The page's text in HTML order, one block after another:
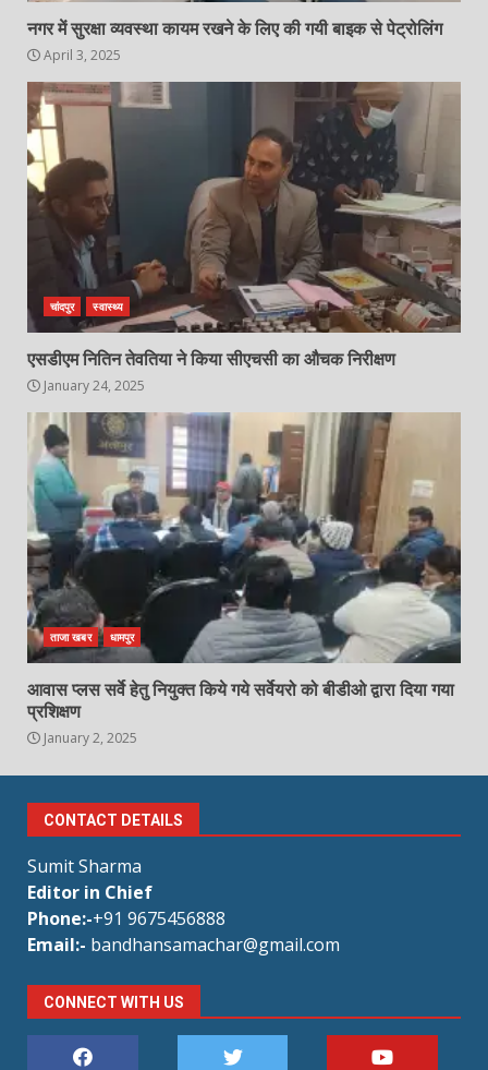
नगर में सुरक्षा व्यवस्था कायम रखने के लिए की गयी बाइक से पेट्रोलिंग
April 3, 2025
चांदपुर स्वास्थ्य
एसडीएम नितिन तेवतिया ने किया सीएचसी का औचक निरीक्षण
January 24, 2025
ताजा खबर धामपुर
आवास प्लस सर्वे हेतु नियुक्त किये गये सर्वेयरो को बीडीओ द्वारा दिया गया
प्रशिक्षण
January 2, 2025
CONTACT DETAILS
Sumit Sharma
Editor in Chief
Phone:-+91 9675456888
Email:- bandhansamachar@gmail.com
CONNECT WITH US